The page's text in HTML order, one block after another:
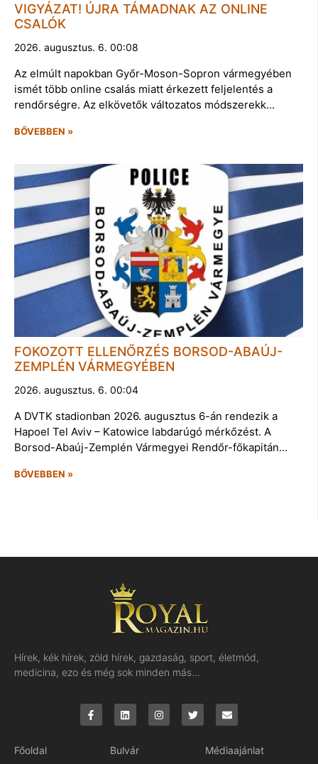
VIGYÁZAT! ÚJRA TÁMADNAK AZ ONLINE
CSALÓK
2026. augusztus. 6. 00:08
Az elmúlt napokban Győr-Moson-Sopron vármegyében
ismét több online csalás miatt érkezett feljelentés a
rendőrségre. Az elkövetők változatos módszerekk…
BŐVEBBEN »
FOKOZOTT ELLENŐRZÉS BORSOD-ABAÚJ-
ZEMPLÉN VÁRMEGYÉBEN
2026. augusztus. 6. 00:04
A DVTK stadionban 2026. augusztus 6-án rendezik a
Hapoel Tel Aviv – Katowice labdarúgó mérkőzést. A
Borsod-Abaúj-Zemplén Vármegyei Rendőr-főkapitán…
BŐVEBBEN »
Hírek, kék hírek, zöld hírek, gazdaság, sport, életmód,
medicina, ezo és még sok minden más…
Főoldal
Bulvár
Médiaajánlat